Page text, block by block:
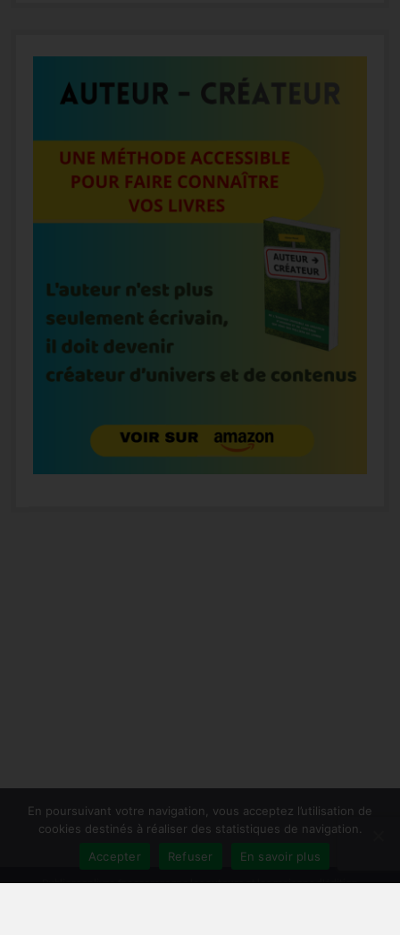
Publiersonlivre.fr accompagne les auteurs et les maisons d'édition
En poursuivant votre navigation, vous acceptez l’utilisation de
cookies destinés à réaliser des statistiques de navigation.
Accepter
Refuser En savoir plus